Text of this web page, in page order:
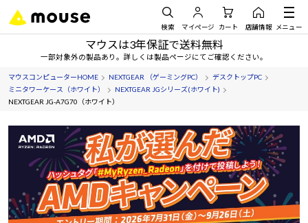
検索 マイページ カート 店舗情報 メニュー
マウスは3年保証で送料無料
一部対象外の製品あり。詳しくは製品ページにてご確認ください。
マウスコンピューターHOME NEXTGEAR （ゲーミングPC）
デスクトップPC
ミニタワーケース（ホワイト）
NEXTGEAR JGシリーズ(ホワイト)
NEXTGEAR JG-A7G70（ホワイト）